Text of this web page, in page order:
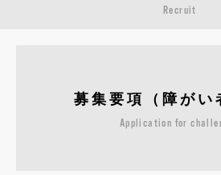
会社概要 About
実績紹介
Recruit
募集要項（障がい
Application for